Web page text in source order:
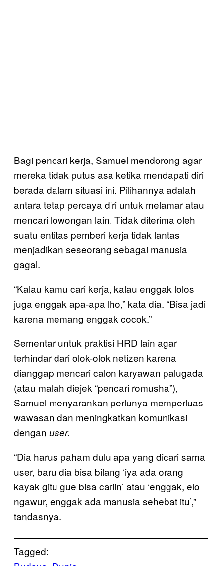
Bagi pencari kerja, Samuel mendorong agar
mereka tidak putus asa ketika mendapati diri
berada dalam situasi ini. Pilihannya adalah
antara tetap percaya diri untuk melamar atau
mencari lowongan lain. Tidak diterima oleh
suatu entitas pemberi kerja tidak lantas
menjadikan seseorang sebagai manusia
gagal.
“Kalau kamu cari kerja, kalau enggak lolos
juga enggak apa-apa lho,” kata dia. “Bisa jadi
karena memang enggak cocok.”
Sementar untuk praktisi HRD lain agar
terhindar dari olok-olok netizen karena
dianggap mencari calon karyawan palugada
(atau malah diejek “pencari romusha”),
Samuel menyarankan perlunya memperluas
wawasan dan meningkatkan komunikasi
dengan user.
“Dia harus paham dulu apa yang dicari sama
user, baru dia bisa bilang ‘iya ada orang
kayak gitu gue bisa cariin’ atau ‘enggak, elo
ngawur, enggak ada manusia sehebat itu’,”
tandasnya.
Tagged: